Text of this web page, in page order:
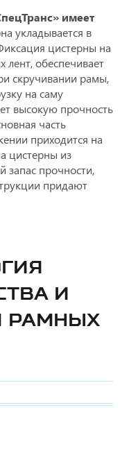
имеет
укладывается в
цистерны на
обеспечивает
скручивании рамы,
на саму
высокую прочность
часть
приходится на
цистерны из
запас прочности,
придают
И
РАМНЫХ